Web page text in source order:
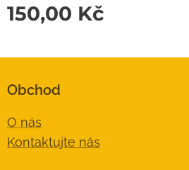
150,00 Kč
Obchod
O nás
Kontaktujte nás